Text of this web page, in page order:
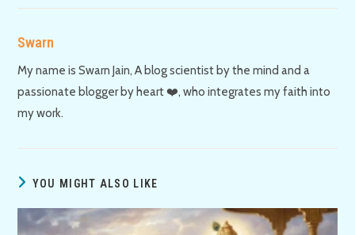
Swarn
My name is Swarn Jain, A blog scientist by the mind and a
passionate blogger by heart ❤️, who integrates my faith into
my work.
YOU MIGHT ALSO LIKE